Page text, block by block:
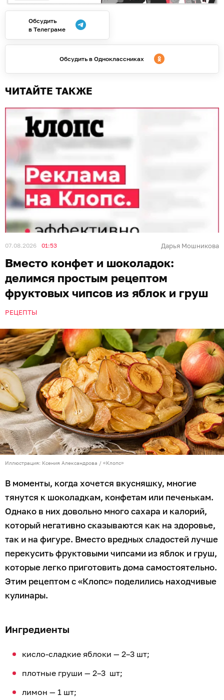
Обсудить
в Телеграме
Обсудить в Одноклассниках
ЧИТАЙТЕ ТАКЖЕ
07.08.2026 01:53 Дарья Мошникова
Вместо конфет и шоколадок:
делимся простым рецептом
фруктовых чипсов из яблок и груш
РЕЦЕПТЫ
Иллюстрация: Ксения Александрова / «Клопс»
В моменты, когда хочется вкусняшку, многие
тянутся к шоколадкам, конфетам или печенькам.
Однако в них довольно много сахара и калорий,
который негативно сказываются как на здоровье,
так и на фигуре. Вместо вредных сладостей лучше
перекусить фруктовыми чипсами из яблок и груш,
которые легко приготовить дома самостоятельно.
Этим рецептом с «Клопс» поделились находчивые
кулинары.
Ингредиенты
кисло-сладкие яблоки — 2–3 шт;
плотные груши — 2–3 шт;
лимон — 1 шт;